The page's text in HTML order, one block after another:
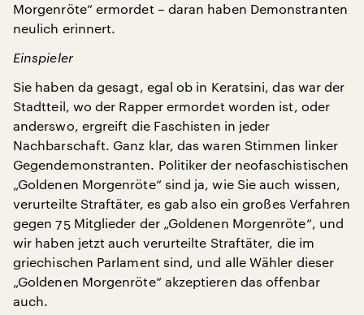
Morgenröte“ ermordet – daran haben Demonstranten
neulich erinnert.
Einspieler
Sie haben da gesagt, egal ob in Keratsini, das war der
Stadtteil, wo der Rapper ermordet worden ist, oder
anderswo, ergreift die Faschisten in jeder
Nachbarschaft. Ganz klar, das waren Stimmen linker
Gegendemonstranten. Politiker der neofaschistischen
„Goldenen Morgenröte“ sind ja, wie Sie auch wissen,
verurteilte Straftäter, es gab also ein großes Verfahren
gegen 75 Mitglieder der „Goldenen Morgenröte“, und
wir haben jetzt auch verurteilte Straftäter, die im
griechischen Parlament sind, und alle Wähler dieser
„Goldenen Morgenröte“ akzeptieren das offenbar
auch.